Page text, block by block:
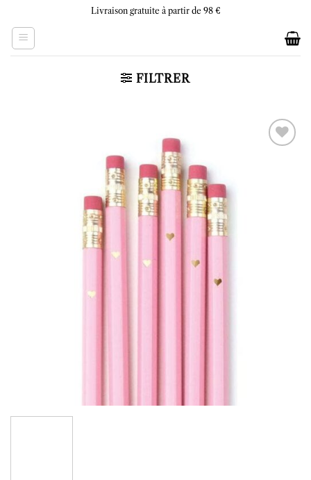
content
Livraison gratuite à partir de 98 €
FILTRER